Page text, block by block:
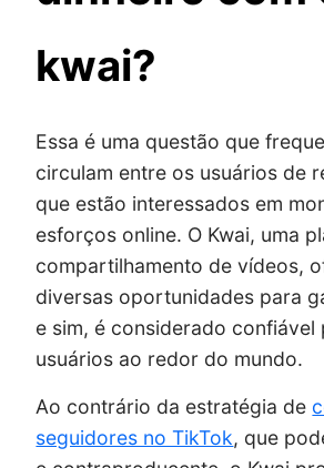
kwai?
Essa é uma questão que
circulam entre os usuários de
que estão interessados em
esforços online. O Kwai, uma
compartilhamento de vídeos,
diversas oportunidades para
e sim, é considerado confiável
usuários ao redor do mundo.
Ao contrário da estratégia de
seguidores no TikTok, que